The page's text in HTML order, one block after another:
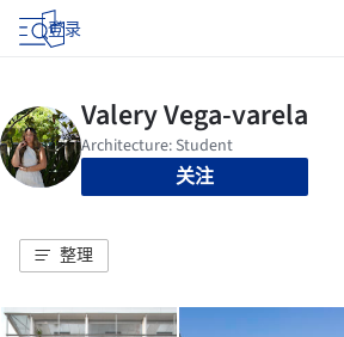
登录
关注
整理